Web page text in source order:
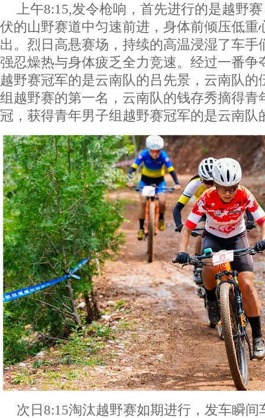
上午8:15,发令枪响，首先进行的是越野
伏的山野赛道中匀速前进，身体前倾压低重
出。烈日高悬赛场，持续的高温浸湿了车手
强忍燥热与身体疲乏全力竞速。经过一番争
越野赛冠军的是云南队的吕先景，云南队的
组越野赛的第一名，云南队的钱存秀摘得青
冠，获得青年男子组越野赛冠军的是云南队
次日8:15淘汰越野赛如期进行，发车瞬